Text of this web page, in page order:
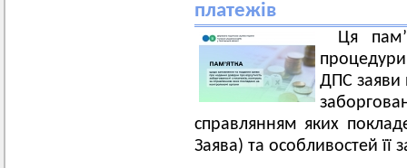
платежів
Ця
ДПС заяви
справлянням яких
Заява) та особливостей її